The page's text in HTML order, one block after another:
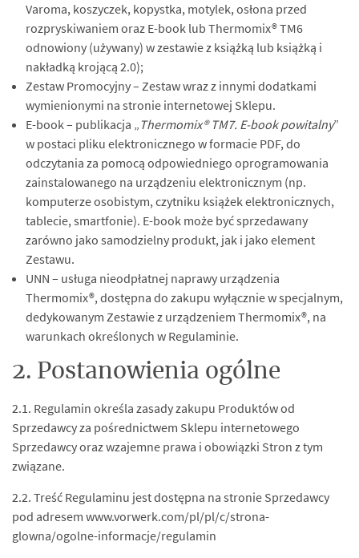
Varoma, koszyczek, kopystka, motylek, osłona przed
rozpryskiwaniem oraz E-book lub Thermomix® TM6
odnowiony (używany) w zestawie z książką lub książką i
nakładką krojącą 2.0);
Zestaw Promocyjny – Zestaw wraz z innymi dodatkami
wymienionymi na stronie internetowej Sklepu.
E-book – publikacja „ Thermomix® TM7. E-book powitalny”
w postaci pliku elektronicznego w formacie PDF, do
odczytania za pomocą odpowiedniego oprogramowania
zainstalowanego na urządzeniu elektronicznym (np.
komputerze osobistym, czytniku książek elektronicznych,
tablecie, smartfonie). E-book może być sprzedawany
zarówno jako samodzielny produkt, jak i jako element
Zestawu.
UNN – usługa nieodpłatnej naprawy urządzenia
Thermomix®, dostępna do zakupu wyłącznie w specjalnym,
dedykowanym Zestawie z urządzeniem Thermomix®, na
warunkach określonych w Regulaminie.
2. Postanowienia ogólne
2.1. Regulamin określa zasady zakupu Produktów od
Sprzedawcy za pośrednictwem Sklepu internetowego
Sprzedawcy oraz wzajemne prawa i obowiązki Stron z tym
związane.
2.2. Treść Regulaminu jest dostępna na stronie Sprzedawcy
pod adresem www.vorwerk.com/pl/pl/c/strona-
glowna/ogolne-informacje/regulamin